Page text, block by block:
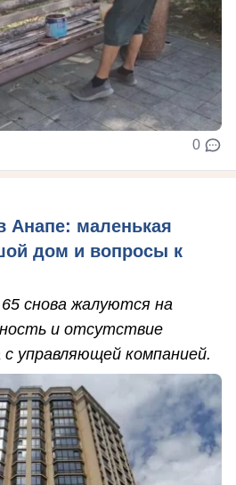
0
Анапе: маленькая
дом и вопросы к
снова жалуются на
и отсутствие
управляющей компанией.